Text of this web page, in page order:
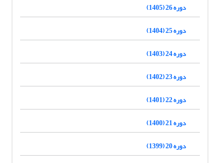
دوره 26 (1405)
دوره 25 (1404)
دوره 24 (1403)
دوره 23 (1402)
دوره 22 (1401)
دوره 21 (1400)
دوره 20 (1399)